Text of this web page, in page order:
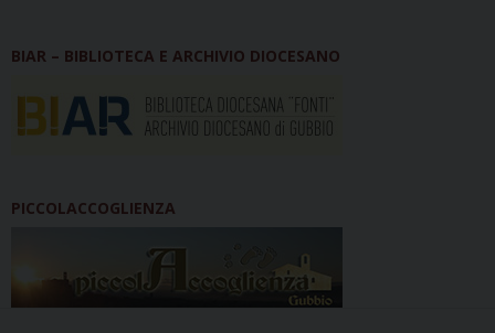
BIAR – BIBLIOTECA E ARCHIVIO DIOCESANO
PICCOLACCOGLIENZA